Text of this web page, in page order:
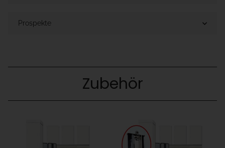
Prospekte
Zubehör